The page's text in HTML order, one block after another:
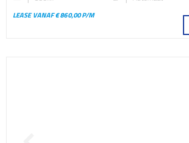
LEASE VANAF € 860,00 P/M